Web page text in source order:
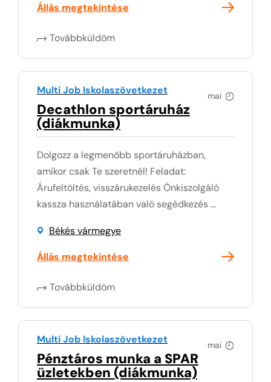
Állás megtekintése
Továbbküldöm
mai
Multi Job Iskolaszövetkezet
Decathlon sportáruház
(diákmunka)
Dolgozz a legmenőbb sportáruházban,
amikor csak Te szeretnél! Feladat:
Árufeltöltés, visszárukezelés Önkiszolgáló
kassza használatában való segédkezés ...
Békés vármegye
Állás megtekintése
Továbbküldöm
mai
Multi Job Iskolaszövetkezet
Pénztáros munka a SPAR
üzletekben (diákmunka)